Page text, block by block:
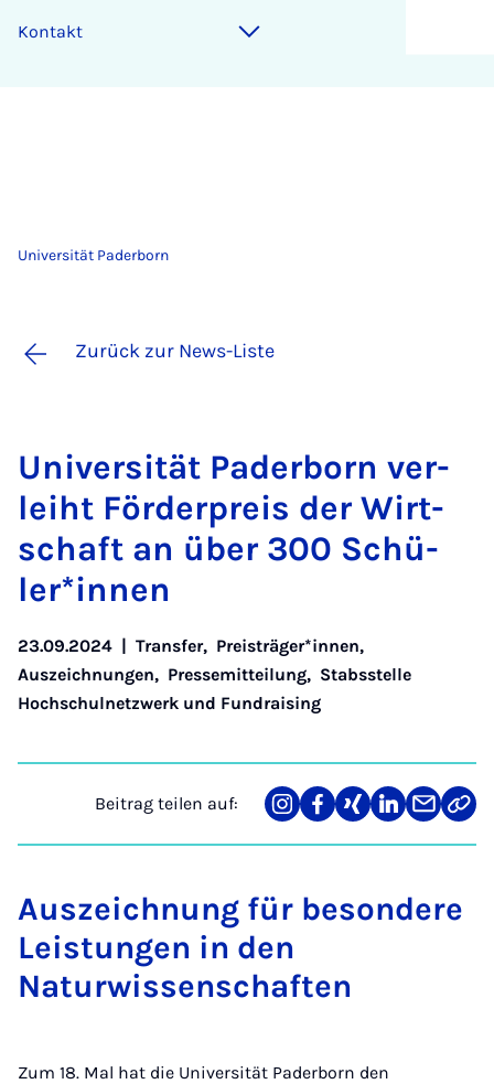
Kontakt
Universität Paderborn
Zurück zur News-Liste
Uni­ver­si­tät Pa­der­born ver­
leiht För­der­preis der Wirt­
schaft an über 300 Schü­
ler*in­nen
23.09.2024 | Transfer, Preisträger*innen,
Auszeichnungen, Pressemitteilung, Stabsstelle
Hochschulnetzwerk und Fundraising
Beitrag teilen auf:
Teilen
auf
Teilen
auf
Teilen
auf
Teilen
auf
Teilen
über
Link
Auszeichnung für besondere
Leistungen in den
Naturwissenschaften
Zum 18. Mal hat die Universität Paderborn den